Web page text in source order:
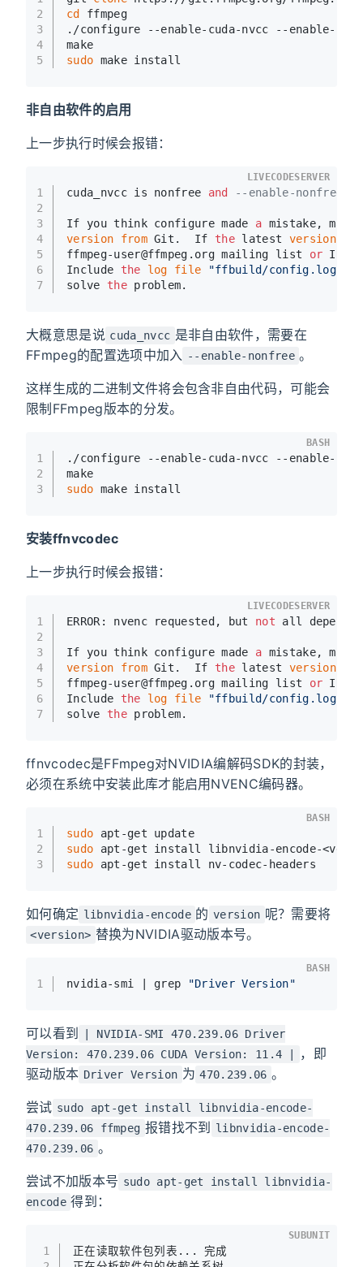
2
3
4
5
cd
ffmpeg
./configure --enable-cuda-nvcc --enable-
make
sudo make install
非自由软件的启用
上一步执行时候会报错：
1
2
3
4
5
6
7
cuda_nvcc is nonfree and --enable-nonfree
If you think configure made a mistake,
version
from Git.  If the latest version
ffmpeg-user@ffmpeg.org mailing list or IRC
Include the log file "ffbuild/config.log"
solve the problem.
LIVECODESERVER
大概意思是说 cuda_nvcc 是非自由软件，需要在
FFmpeg的配置选项中加入
--enable-nonfree 。
这样生成的二进制文件将会包含非自由代码，可能会
限制FFmpeg版本的分发。
1
2
3
./configure --enable-cuda-nvcc --enable-
make
sudo make install
BASH
安装ffnvcodec
上一步执行时候会报错：
1
2
3
4
5
6
7
ERROR: nvenc requested, but not all
If you think configure made a mistake,
version
from Git.  If the latest version
ffmpeg-user@ffmpeg.org mailing list or IRC
Include the log file "ffbuild/config.log"
solve the problem.
LIVECODESERVER
ffnvcodec是FFmpeg对NVIDIA编解码SDK的封装，
必须在系统中安装此库才能启用NVENC编码器。
1
2
3
sudo apt-get update
sudo apt-get install libnvidia-encode-
sudo apt-get install nv-codec-headers
BASH
如何确定 libnvidia-encode 的 version 呢？需要将
<version> 替换为NVIDIA驱动版本号。
1 nvidia-smi | grep "Driver Version"
BASH
可以看到
| NVIDIA-SMI 470.239.06 Driver
Version: 470.239.06 CUDA Version: 11.4 |
，即
驱动版本 Driver Version 为 470.239.06 。
尝试 sudo apt-get install libnvidia-encode-
470.239.06 ffmpeg 报错找不到 libnvidia-encode-
470.239.06 。
尝试不加版本号 sudo apt-get install libnvidia-
encode 得到：
1
正在读取软件包列表... 完成
SUBUNIT